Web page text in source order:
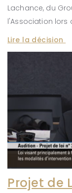
Lachance, du
l'Association lors
Lire la décision
Projet de